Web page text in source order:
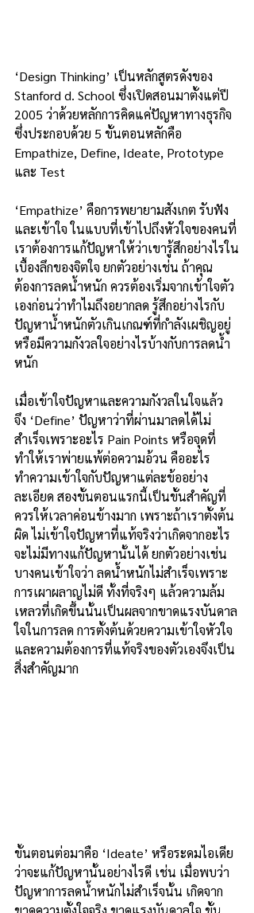
‘Design Thinking’ เป็นหลักสูตรดังของ
Stanford d. School ซึ่งเปิดสอนมาตั้งแต่ปี
2005 ว่าด้วยหลักการคิดแค่ปัญหาทางธุรกิจ
ซึ่งประกอบด้วย 5 ขั้นตอนหลักคือ
Empathize, Define, Ideate, Prototype
และ Test
‘Empathize’ คือการพยายามสังเกต รับฟัง
และเข้าใจ ในแบบที่เข้าไปถึงหัวใจของคนที่
เราต้องการแก้ปัญหาให้ว่าเขารู้สึกอย่างไรใน
เบื้องลึกของจิตใจ ยกตัวอย่างเช่น ถ้าคุณ
ต้องการลดน้ำหนัก ควรต้องเริ่มจากเข้าใจตัว
เองก่อนว่าทำไมถึงอยากลด รู้สึกอย่างไรกับ
ปัญหาน้ำหนักตัวเกินเกณฑ์ที่กำลังเผชิญอยู่
หรือมีความกังวลใจอย่างไรบ้างกับการลดน้ำ
หนัก
เมื่อเข้าใจปัญหาและความกังวลในใจแล้ว
จึง ‘Define’ ปัญหาว่าที่ผ่านมาลดได้ไม่
สำเร็จเพราะอะไร Pain Points หรือจุดที่
ทำให้เราพ่ายแพ้ต่อความอ้วน คืออะไร
ทำความเข้าใจกับปัญหาแต่ละข้ออย่าง
ละเอียด สองขั้นตอนแรกนี้เป็นขั้นสำคัญที่
ควรให้เวลาค่อนข้างมาก เพราะถ้าเราตั้งต้น
ผิด ไม่เข้าใจปัญหาที่แท้จริงว่าเกิดจากอะไร
จะไม่มีทางแก้ปัญหานั้นได้ ยกตัวอย่างเช่น
บางคนเข้าใจว่า ลดน้ำหนักไม่สำเร็จเพราะ
การเผาผลาญไม่ดี ทั้งที่จริงๆ แล้วความล้ม
เหลวที่เกิดขึ้นนั้นเป็นผลจากขาดแรงบันดาล
ใจในการลด การตั้งต้นด้วยความเข้าใจหัวใจ
และความต้องการที่แท้จริงของตัวเองจึงเป็น
สิ่งสำคัญมาก
ขั้นตอนต่อมาคือ ‘Ideate’ หรือระดมไอเดีย
ว่าจะแก้ปัญหานั้นอย่างไรดี เช่น เมื่อพบว่า
ปัญหาการลดน้ำหนักไม่สำเร็จนั้น เกิดจาก